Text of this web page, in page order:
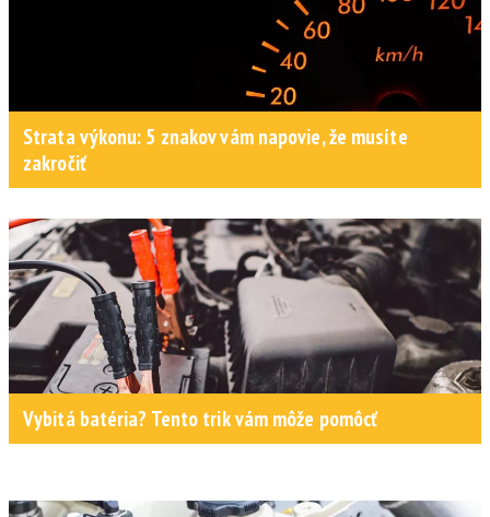
Strata výkonu: 5 znakov vám napovie, že musíte
zakročiť
Vybitá batéria? Tento trik vám môže pomôcť